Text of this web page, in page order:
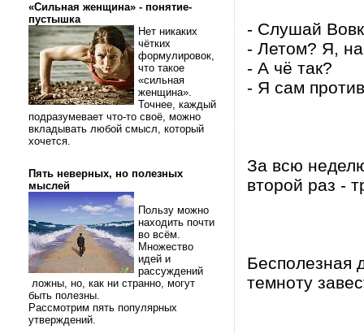
«Сильная женщина» - понятие-
пустышка
Нет никаких
чётких
формулировок,
что такое
«сильная
женщина».
Точнее, каждый
подразумевает что-то своё, можно
вкладывать любой смысл, который
хочется.
Пять неверных, но полезных
мыслей
Пользу можно
находить почти
во всём.
Множество
идей и
рассуждений
ложны, но, как ни странно, могут
быть полезны.
Рассмотрим пять популярных
утверждений.
- Слушай
- Летом? Я,
- А чё так?
- Я сам
За всю
второй раз -
Бесполезная
темноту